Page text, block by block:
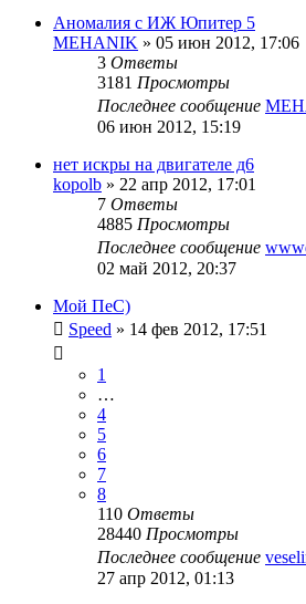
Аномалия с ИЖ Юпитер 5
MEHANIK » 05 июн 2012, 17:06
3 Ответы
3181 Просмотры
Последнее сообщение
06 июн 2012, 15:19
нет искры на двигателе д6
kopolb » 22 апр 2012, 17:01
7 Ответы
4885 Просмотры
Последнее сообщение
02 май 2012, 20:37
Мой ПеС)
Speed » 14 фев 2012, 17:51
1
…
4
5
6
7
8
110 Ответы
28440 Просмотры
Последнее сообщение
27 апр 2012, 01:13